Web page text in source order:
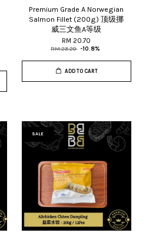
Premium Grade A Norwegian
Salmon Fillet (200g) 顶级挪
威三文鱼A等级
RM 20.70
RM 23.20 -10.8%
ADD TO CART
SALE